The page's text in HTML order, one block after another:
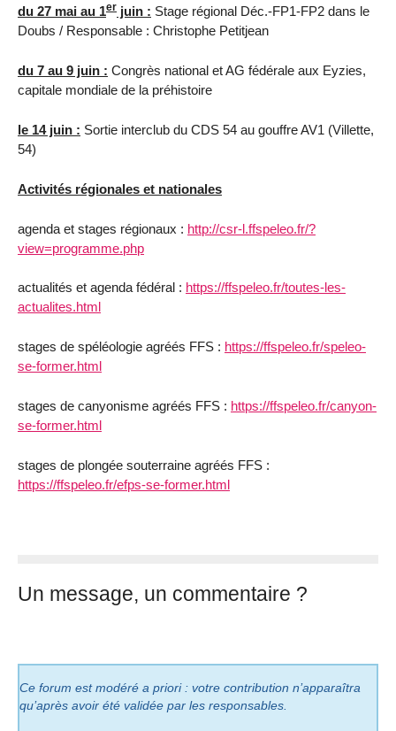
du 27 mai au 1er juin : Stage régional Déc.-FP1-FP2 dans le
Doubs / Responsable : Christophe Petitjean
du 7 au 9 juin : Congrès national et AG fédérale aux Eyzies,
capitale mondiale de la préhistoire
le 14 juin : Sortie interclub du CDS 54 au gouffre AV1 (Villette,
54)
Activités régionales et nationales
agenda et stages régionaux : http://csr-l.ffspeleo.fr/?
view=programme.php
actualités et agenda fédéral : https://ffspeleo.fr/toutes-les-
actualites.html
stages de spéléologie agréés FFS : https://ffspeleo.fr/speleo-
se-former.html
stages de canyonisme agréés FFS : https://ffspeleo.fr/canyon-
se-former.html
stages de plongée souterraine agréés FFS :
https://ffspeleo.fr/efps-se-former.html
Un message, un commentaire ?
Ce forum est modéré a priori : votre contribution n’apparaîtra
qu’après avoir été validée par les responsables.